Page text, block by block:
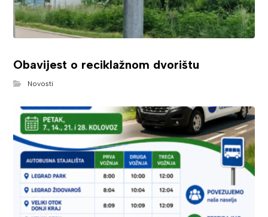
Obavijest o reciklažnom dvorištu
Novosti